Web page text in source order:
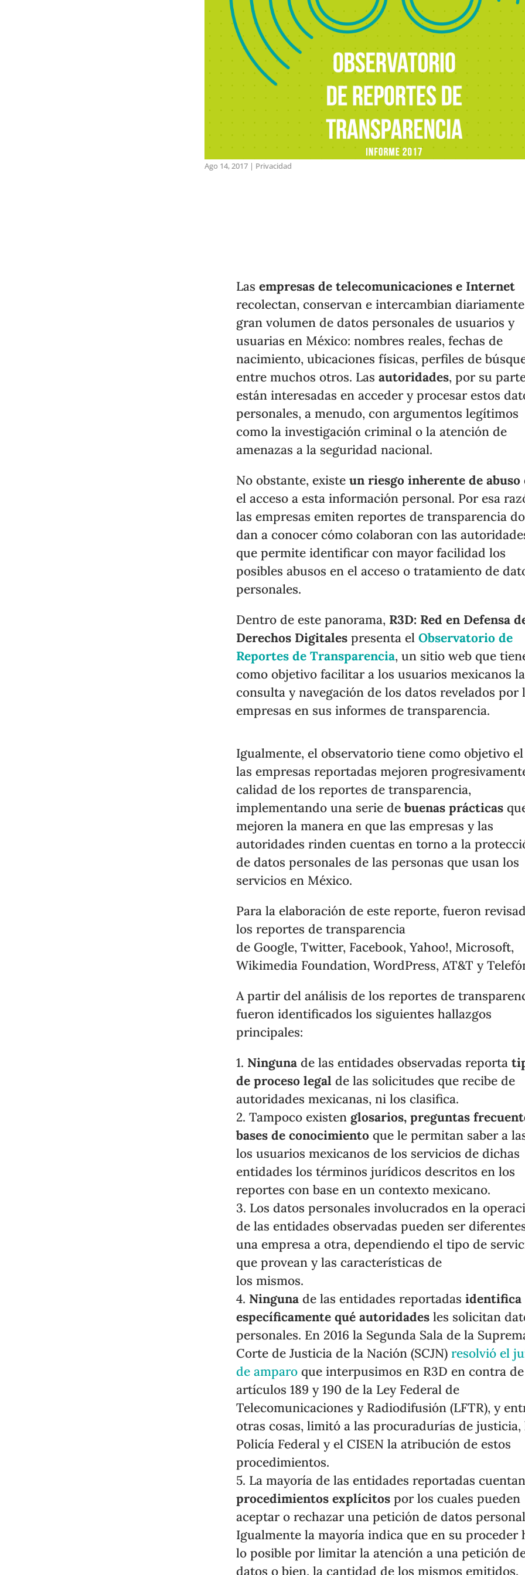
Ago 14, 2017 | Privacidad
Lasempresas de telecomunicaciones e Internet
recolectan, conservan e intercambian
gran volumen de datos personales de usuarios y
usuarias en México: nombres reales, fechas de
nacimiento, ubicaciones físicas, perfiles de
entre muchos otros. Lasautoridades, por su
están interesadas en acceder y procesar estos
personales, a menudo, con argumentos legítimos
como la investigación criminal o la atención de
amenazas a la seguridad nacional.
No obstante, existeun riesgo inherente de abuso
el acceso a esta información personal. Por esa
las empresas emiten reportes de transparencia
dan a conocer cómo colaboran con las
que permite identificar con mayor facilidad los
posibles abusos en el acceso o tratamiento de
personales.
Dentro de este panorama, R3D: Red en Defensa
Derechos Digitales presenta elObservatorio de
Reportes de Transparencia, un sitio web que
como objetivo facilitar a los usuarios mexicanos la
consulta y navegación de los datos revelados por
empresas en sus informes de transparencia.
Igualmente, el observatorio tiene como objetivo
las empresas reportadas mejoren
calidad de los reportes de transparencia,
implementando una serie debuenas prácticas
mejoren la manera en que las empresas y las
autoridades rinden cuentas en torno a la
de datos personales de las personas que usan los
servicios en México.
Para la elaboración de este reporte, fueron
los reportes de transparencia
de Google, Twitter, Facebook, Yahoo!, Microsoft,
Wikimedia Foundation, WordPress, AT&T y
A partir del análisis de los reportes de
fueron identificados los siguientes hallazgos
principales:
1. Ninguna de las entidades observadas reporta
de proceso legal de las solicitudes que recibe de
autoridades mexicanas, ni los clasifica.
2. Tampoco existen glosarios, preguntas
bases de conocimiento que le permitan saber a
los usuarios mexicanos de los servicios de dichas
entidades los términos jurídicos descritos en los
reportes con base en un contexto mexicano.
3. Los datos personales involucrados en la
de las entidades observadas pueden ser
una empresa a otra, dependiendo el tipo de
que provean y las características de
los mismos.
4. Ninguna de las entidades reportadasidentifica
específicamente qué autoridades les solicitan
personales. En 2016 la Segunda Sala de la
Corte de Justicia de la Nación (SCJN)resolvió el
de amparo que interpusimos en R3D en contra
artículos 189 y 190 de la Ley Federal de
Telecomunicaciones y Radiodifusión (LFTR), y
otras cosas, limitó a las procuradurías de justicia,
Policía Federal y el CISEN la atribución de estos
procedimientos.
5. La mayoría de las entidades reportadas
procedimientos explícitos por los cuales pueden
aceptar o rechazar una petición de datos
Igualmente la mayoría indica que en su proceder
lo posible por limitar la atención a una petición
datos o bien, la cantidad de los mismos emitidos.